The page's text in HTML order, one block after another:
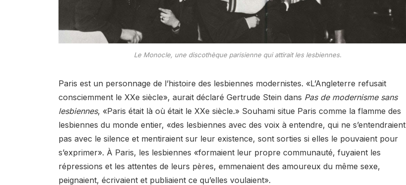
Le Monocle, une discothèque parisienne qui attirait les lesbiennes.
Paris est un personnage de l’histoire des lesbiennes modernistes. «L’Angleterre refusait
consciemment le XXe siècle», aurait déclaré Gertrude Stein dans Pas de modernisme sans
lesbiennes, «Paris était là où était le XXe siècle.» Souhami situe Paris comme la flamme des
lesbiennes du monde entier, «des lesbiennes avec des voix à entendre, qui ne s’entendraient
pas avec le silence et mentiraient sur leur existence, sont sorties si elles le pouvaient pour
s’exprimer». À Paris, les lesbiennes «formaient leur propre communauté, fuyaient les
répressions et les attentes de leurs pères, emmenaient des amoureux du même sexe,
peignaient, écrivaient et publiaient ce qu’elles voulaient».